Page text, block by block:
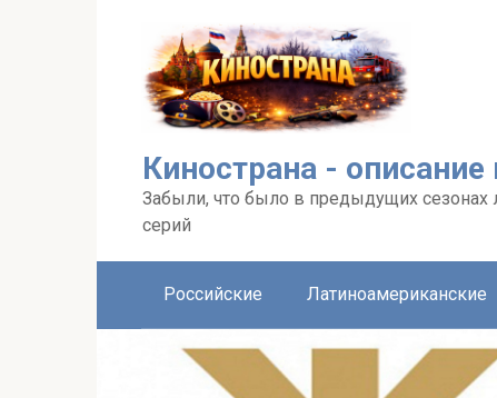
Кинострана -
Забыли, что было в предыдущих сезонах
серий
Российские Латиноамериканские